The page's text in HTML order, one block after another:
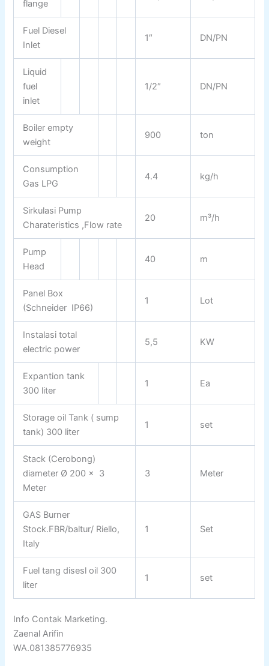
flange
Fuel Diesel
Inlet
1″ DN/PN
Liquid
fuel
inlet
1/2″ DN/PN
Boiler empty
weight
900 ton
Consumption
Gas LPG
4.4 kg/h
Sirkulasi Pump
Charateristics ,Flow rate
20 m³/h
Pump
Head
40 m
Panel Box
(Schneider IP66)
1 Lot
Instalasi total
electric power
5,5 KW
Expantion tank
300 liter
1 Ea
Storage oil Tank ( sump
tank) 300 liter
1 set
Stack (Cerobong)
diameter Ø 200 x 3
Meter
3 Meter
GAS Burner
Stock.FBR/baltur/ Riello,
Italy
1 Set
Fuel tang disesl oil 300
liter
1 set
Info Contak Marketing.
Zaenal Arifin
WA.081385776935